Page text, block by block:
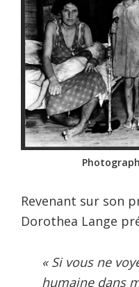
Revenant sur son
Dorothea Lange
« Si vous ne
humaine dans